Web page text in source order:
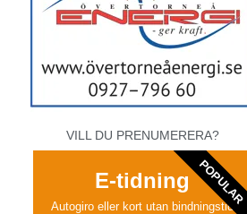
VILL DU PRENUMERERA?
E-tidning
Autogiro eller kort utan bindningstid
POPULAR